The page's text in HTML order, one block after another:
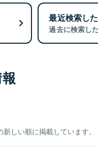
最近検索し
過去に検索し
しい順に掲載しています。